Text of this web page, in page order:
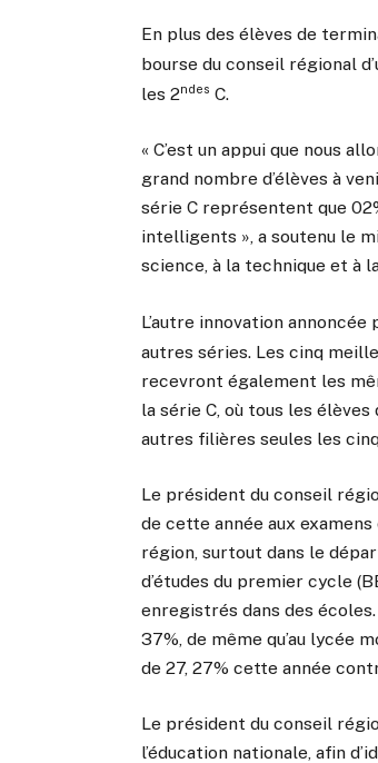
En plus des élèves de
bourse du conseil régional
les 2ndes C.
« C’est un appui que nous
grand nombre d’élèves à
série C représentent que
intelligents », a soutenu le
science, à la technique et à
L’autre innovation
autres séries. Les cinq
recevront également les
la série C, où tous les
autres filières seules les
Le président du conseil
de cette année aux
région, surtout dans le
d’études du premier cycle
enregistrés dans des écoles.
37%, de même qu’au lycée
de 27, 27% cette année
Le président du conseil
l’éducation nationale, afin